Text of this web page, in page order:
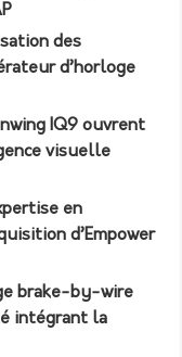
des
d’horloge
IQ9 ouvrent
visuelle
en
d’Empower
brake-by-wire
intégrant la